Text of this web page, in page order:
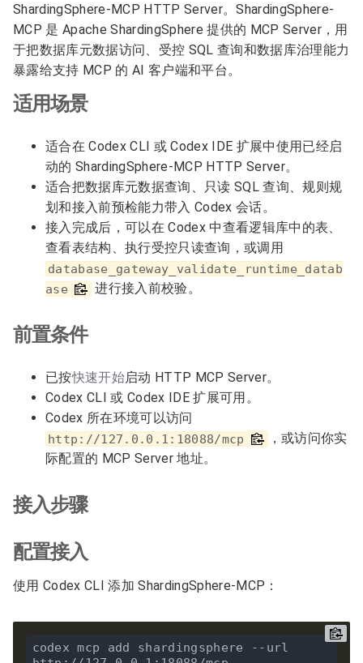
ShardingSphere-MCP HTTP Server。ShardingSphere-
MCP 是 Apache ShardingSphere 提供的 MCP Server，用
于把数据库元数据访问、受控 SQL 查询和数据库治理能力
暴露给支持 MCP 的 AI 客户端和平台。
适用场景
适合在 Codex CLI 或 Codex IDE 扩展中使用已经启
动的 ShardingSphere-MCP HTTP Server。
适合把数据库元数据查询、只读 SQL 查询、规则规
划和接入前预检能力带入 Codex 会话。
接入完成后，可以在 Codex 中查看逻辑库中的表、
查看表结构、执行受控只读查询，或调用
database_gateway_validate_runtime_datab
ase
进行接入前校验。
前置条件
已按快速开始启动 HTTP MCP Server。
Codex CLI 或 Codex IDE 扩展可用。
Codex 所在环境可以访问
http://127.0.0.1:18088/mcp
，或访问你实
际配置的 MCP Server 地址。
接入步骤
配置接入
使用 Codex CLI 添加 ShardingSphere-MCP：
codex mcp add shardingsphere --url